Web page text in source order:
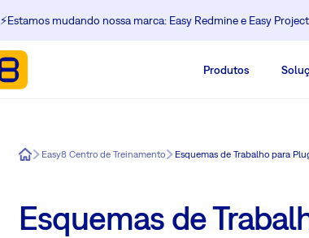
⚡️Estamos mudando nossa marca: Easy Redmine e Easy
Produtos
Easy8Easy8 Centro de Treinamento Esquemas de Trabalho para
Esquemas de